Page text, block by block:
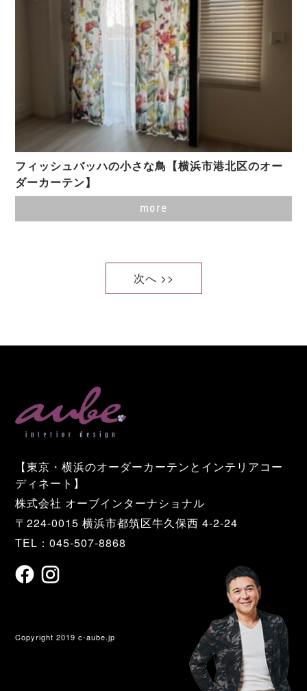
フィッシュバッハの小さな鳥【横浜市港北区のオー
ダーカーテン】
more
次へ >>
【東京・横浜のオーダーカーテンとインテリアコー
ディネート】
株式会社 オーブインターナショナル
〒224-0015 横浜市都筑区牛久保西 4-2-24
TEL：045-507-8868
Copyright 2019 c-aube.jp